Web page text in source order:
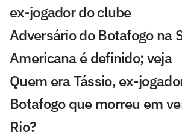
ex-jogador do clube
Adversário do Botafogo na
Americana é definido; veja
Quem era Tássio, ex-
Botafogo que morreu em
Rio?